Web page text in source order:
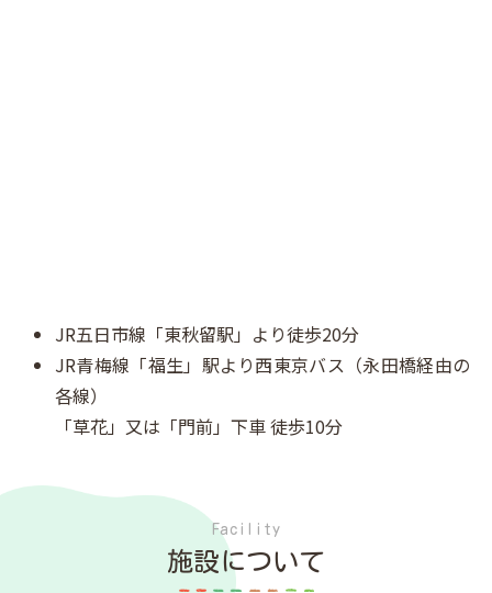
JR五日市線「東秋留駅」より徒歩20分
JR青梅線「福生」駅より西東京バス（永田橋経由の
各線）
「草花」又は「門前」下車 徒歩10分
Facility
施設について